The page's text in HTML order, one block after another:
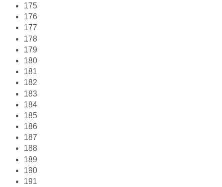
175
176
177
178
179
180
181
182
183
184
185
186
187
188
189
190
191